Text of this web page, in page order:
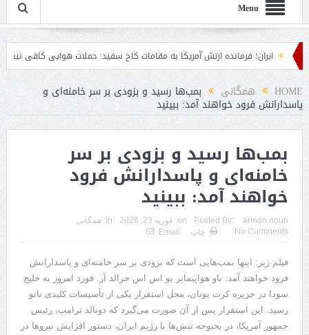
Menu
ایران؛ فرمانده ارتش آمریکا به مقامات کاخ سفید: حملات هوایی کافی نیست
HOME همگانی بمب‌ها رسید و بزودی بر سر خامنه‌ای و
پاسدارانش فرود خواهند آمد: ببینید
بمب‌ها رسید و بزودی بر سر
خامنه‌ای و پاسدارانش فرود
خواهند آمد: ببینید
Posted By: arman nouri
on: فوریه 23, 2026 In: همگانی
No Comments
چاپ Email
فیلم زیر: اینها بمب‌هایی است که بزودی بر سر خامنه‌ای و پاسدارانش
فرود خواهند آمد. ناو هواپیمابر یو اس اس جرالد آر. فورد امروز به خلیج
سودا در جزیره کرت یونان، محل استقرار یکی از تأسیسات کلیدی ناتو
رسید. این استقرار پس از آن صورت می‌گیرد که دونالد ترامپ، رئیس
جمهور آمریکا، در بحبوحه تنش‌ها با رژیم ایران، دستور افزایش نیروها در